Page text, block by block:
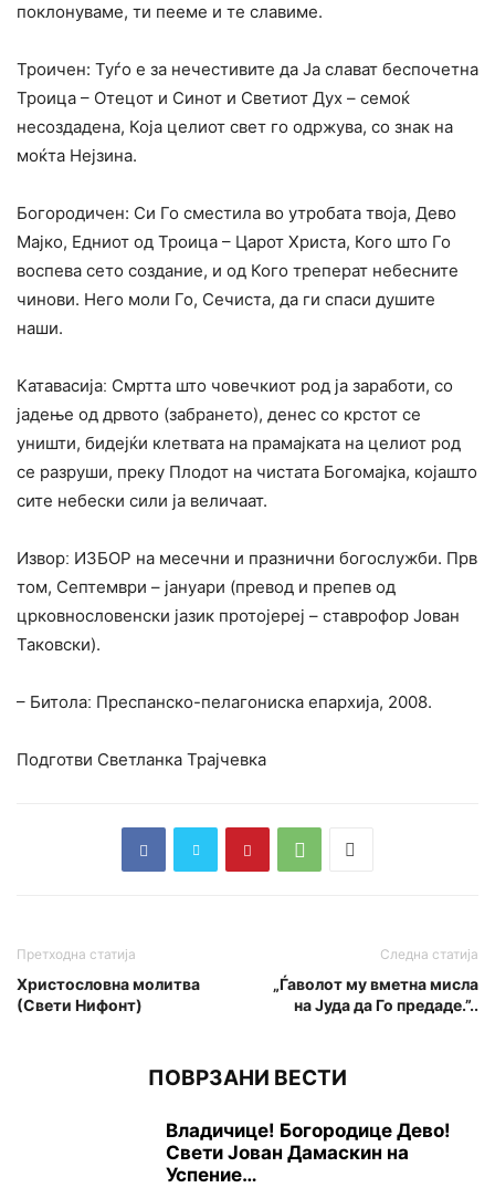
поклонуваме, ти пееме и те славиме.
Троичен: Туѓо е за нечестивите да Ја слават беспочетна
Троица – Отецот и Синот и Светиот Дух – семоќ
несоздадена, Која целиот свет го одржува, со знак на
моќта Нејзина.
Богородичен: Си Го сместила во утробата твоја, Дево
Мајко, Едниот од Троица – Царот Христа, Кого што Го
воспева сето создание, и од Кого треперат небесните
чинови. Него моли Го, Сечиста, да ги спаси душите
наши.
Катавасијаː Смртта што човечкиот род ја заработи, со
јадење од дрвото (забрането), денес со крстот се
уништи, бидејќи клетвата на прамајката на целиот род
се разруши, преку Плодот на чистата Богомајка, којашто
сите небески сили ја величаат.
Изворː ИЗБОР на месечни и празнични богослужби. Прв
том, Септември – јануари (превод и препев од
црковнословенски јазик протојереј – ставрофор Јован
Таковски).
– Битолаː Преспанско-пелагониска епархија, 2008.
Подготви Светланка Трајчевка
Претходна статија
Христословна молитва
(Свети Нифонт)
Следна статија
„Ѓаволот му вметна мисла
на Јуда да Го предаде.”..
ПОВРЗАНИ ВЕСТИ
Владичице! Богородице Дево!
Свети Јован Дамаскин на
Успение…